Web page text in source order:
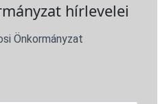
hírlevelei
Önkormányzat